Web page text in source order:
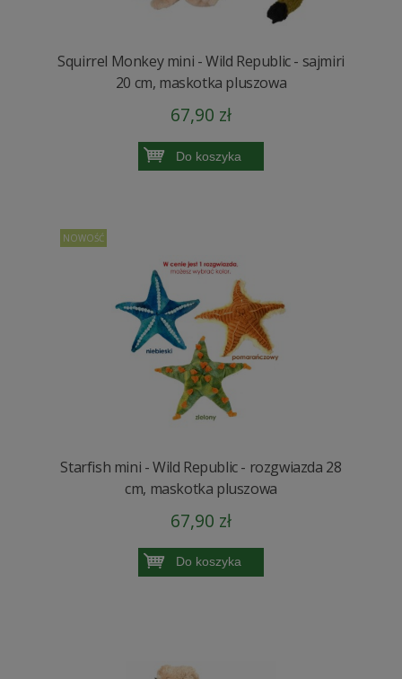
Squirrel Monkey mini - Wild Republic - sajmiri
20 cm, maskotka pluszowa
67,90 zł
Do koszyka
Starfish mini - Wild Republic - rozgwiazda 28
cm, maskotka pluszowa
67,90 zł
Do koszyka
NOWOŚĆ